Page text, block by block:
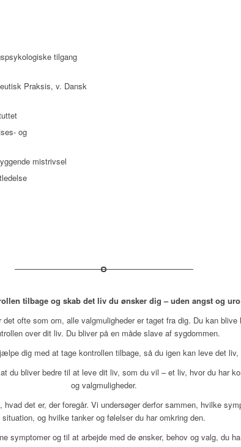
tilgang
Praksis, v. Dansk
og
mistrivsel
tilbage og skab det liv du ønsker dig – uden angst og
ofte som om, alle valgmuligheder er taget fra dig. Du kan
over dit liv. Du bliver på en måde slave af sygdommen.
dig med at tage kontrollen tilbage, så du igen kan leve det liv,
du bliver bedre til at leve dit liv, som du vil – et liv, hvor du har
og valgmuligheder.
det er, der foregår. Vi undersøger derfor sammen, hvilke
situation, og hvilke tanker og følelser du har omkring den.
symptomer og til at arbejde med de ønsker, behov og valg, du